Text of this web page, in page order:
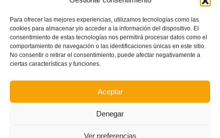
Para ofrecer las mejores experiencias, utilizamos tecnologías como las
cookies para almacenar y/o acceder a la información del dispositivo. El
consentimiento de estas tecnologías nos permitirá procesar datos como el
comportamiento de navegación o las identificaciones únicas en este sitio.
No consentir o retirar el consentimiento, puede afectar negativamente a
ciertas características y funciones.
Aceptar
Denegar
Ver preferencias
CONVOCATÒRIA: 17 jugadores convocades per a
la Selecció Valenciana Valenta sub16 de futsal a
Alzira